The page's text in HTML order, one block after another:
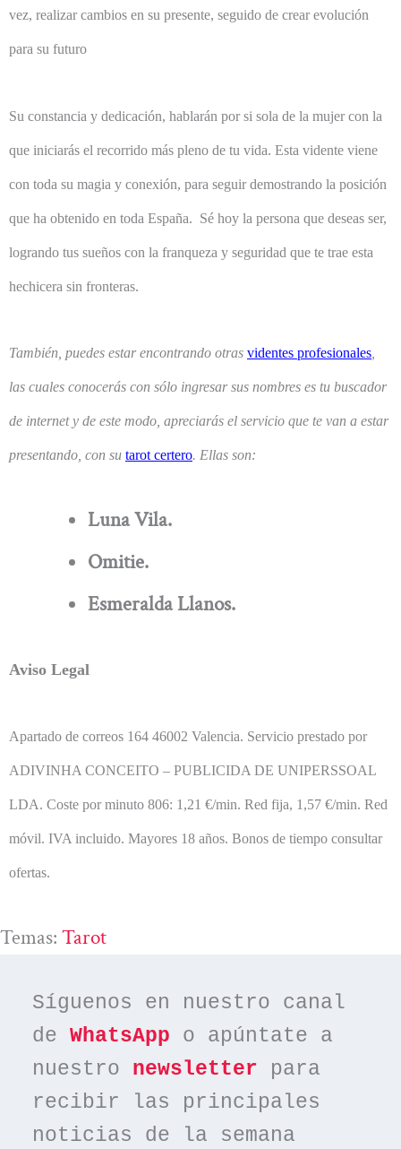
vez, realizar cambios en su presente, seguido de crear evolución
para su futuro
Su constancia y dedicación, hablarán por si sola de la mujer con la
que iniciarás el recorrido más pleno de tu vida. Esta vidente viene
con toda su magia y conexión, para seguir demostrando la posición
que ha obtenido en toda España. Sé hoy la persona que deseas ser,
logrando tus sueños con la franqueza y seguridad que te trae esta
hechicera sin fronteras.
También, puedes estar encontrando otras videntes profesionales
las cuales conocerás con sólo ingresar sus nombres es tu buscador
de internet y de este modo, apreciarás el servicio que te van a estar
presentando, con su tarot certero. Ellas son:
Luna Vila.
Omitie.
Esmeralda Llanos.
Aviso Legal
Apartado de correos 164 46002 Valencia. Servicio prestado por
ADIVINHA CONCEITO – PUBLICIDA DE UNIPERSSOAL
LDA. Coste por minuto 806: 1,21 €/min. Red fija, 1,57 €/min. Red
móvil. IVA incluido. Mayores 18 años. Bonos de tiempo consultar
ofertas.
Temas: Tarot
Síguenos en nuestro canal
de WhatsApp o apúntate a
nuestro newsletter para
recibir las principales
noticias de la semana